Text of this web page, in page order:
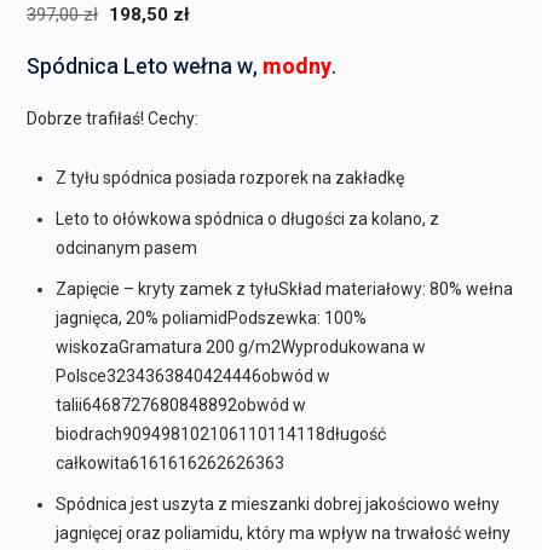
397,00zł Pierwotna
wynosiła:
397,00 zł.
198,50 zł
wynosi:
Spódnica Leto wełna w, modny.
Dobrze trafiłaś! Cechy:
Z tyłu spódnica posiada rozporek na zakładkę
Leto to ołówkowa spódnica o długości za kolano, z
odcinanym pasem
Zapięcie – kryty zamek z tyłuSkład materiałowy: 80% wełna
jagnięca, 20% poliamidPodszewka: 100%
wiskozaGramatura 200 g/m2Wyprodukowana w
Polsce3234363840424446obwód w
talii6468727680848892obwód w
biodrach909498102106110114118długość
całkowita6161616262626363
Spódnica jest uszyta z mieszanki dobrej jakościowo wełny
jagnięcej oraz poliamidu, który ma wpływ na trwałość wełny